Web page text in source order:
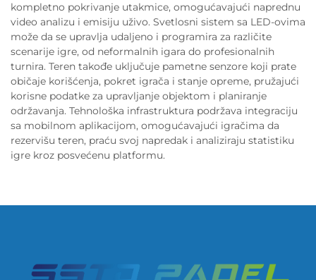
kompletno pokrivanje utakmice, omogućavajući naprednu
video analizu i emisiju uživo. Svetlosni sistem sa LED-ovima
može da se upravlja udaljeno i programira za različite
scenarije igre, od neformalnih igara do profesionalnih
turnira. Teren takođe uključuje pametne senzore koji prate
običaje korišćenja, pokret igrača i stanje opreme, pružajući
korisne podatke za upravljanje objektom i planiranje
održavanja. Tehnološka infrastruktura podržava integraciju
sa mobilnom aplikacijom, omogućavajući igračima da
rezervišu teren, praću svoj napredak i analiziraju statistiku
igre kroz posvećenu platformu.